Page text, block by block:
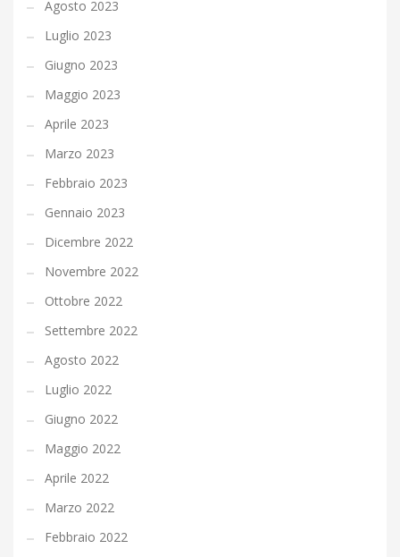
Agosto 2023
Luglio 2023
Giugno 2023
Maggio 2023
Aprile 2023
Marzo 2023
Febbraio 2023
Gennaio 2023
Dicembre 2022
Novembre 2022
Ottobre 2022
Settembre 2022
Agosto 2022
Luglio 2022
Giugno 2022
Maggio 2022
Aprile 2022
Marzo 2022
Febbraio 2022